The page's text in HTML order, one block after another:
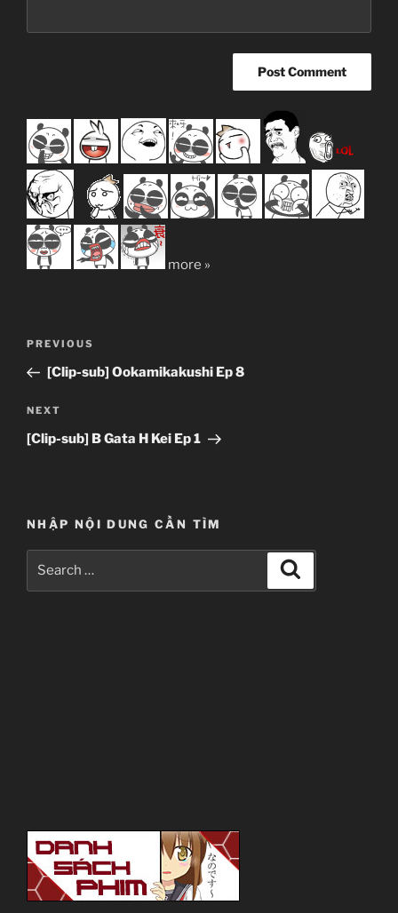
more »
Previous
Post
PREVIOUS
[Clip-sub] Ookamikakushi Ep 8
Next
Post
NEXT
[Clip-sub] B Gata H Kei Ep 1
NHẬP NỘI DUNG CẦN TÌM